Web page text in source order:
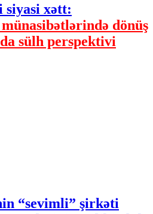
siyasi xətt:
dönüş
sülh perspektivi
“sevimli” şirkəti